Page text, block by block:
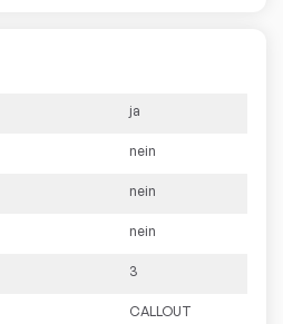
ja
nein
nein
nein
3
CALLOUT